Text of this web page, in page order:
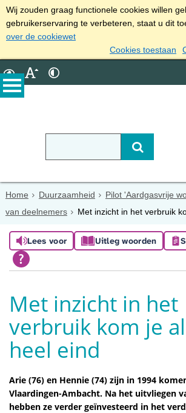
Wij zouden graag functionele cookies willen
gebruikerservaring te verbeteren, staat u dit
over de cookiewet
Cookies toestaan
Home Duurzaamheid Pilot 'Aardgasvrije
van deelnemers
Met inzicht in het verbruik
Lees voor Uitleg woorden
Met inzicht in het
verbruik kom je
heel eind
Arie (76) en Hennie (74) zijn in 1994
Vlaardingen-Ambacht. Na het uitvliegen
hebben ze verder geïnvesteerd in het